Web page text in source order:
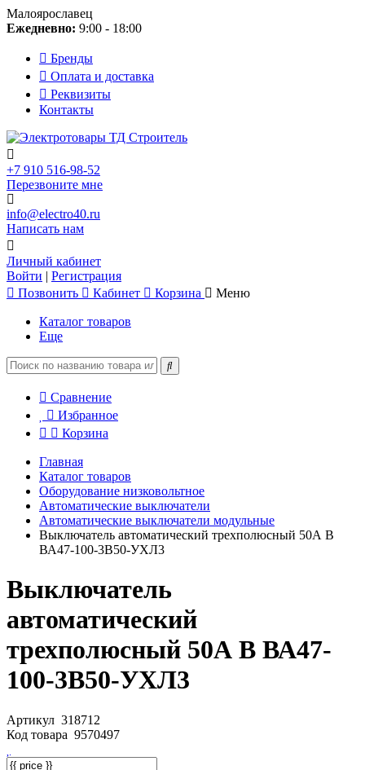
Малоярославец
Ежедневно: 9:00 - 18:00
Бренды
Оплата и доставка
Реквизиты
Контакты
+7 910 516-98-52
Перезвоните мне
info@electro40.ru
Написать нам
Личный кабинет
Войти | Регистрация
Позвонить
Кабинет Корзина Меню
Каталог товаров
Еще
Сравнение
Избранное
Корзина
Главная
Каталог товаров
Оборудование низковольтное
Автоматические выключатели
Автоматические выключатели модульные
Выключатель автоматический трехполюсный 50А B
ВА47-100-3B50-УХЛ3
Выключатель
автоматический
трехполюсный 50А B ВА47-
100-3B50-УХЛ3
Артикул 318712
Код товара 9570497